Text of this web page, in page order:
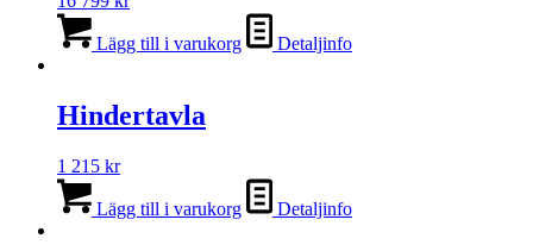
Lägg till i varukorg Detaljinfo
Hindertavla
1 215 kr
Lägg till i varukorg Detaljinfo